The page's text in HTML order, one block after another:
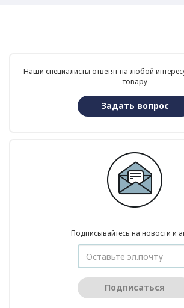
Наши специалисты ответят на любой
товару
Задать вопрос
Подписывайтесь на новости и
Подписаться